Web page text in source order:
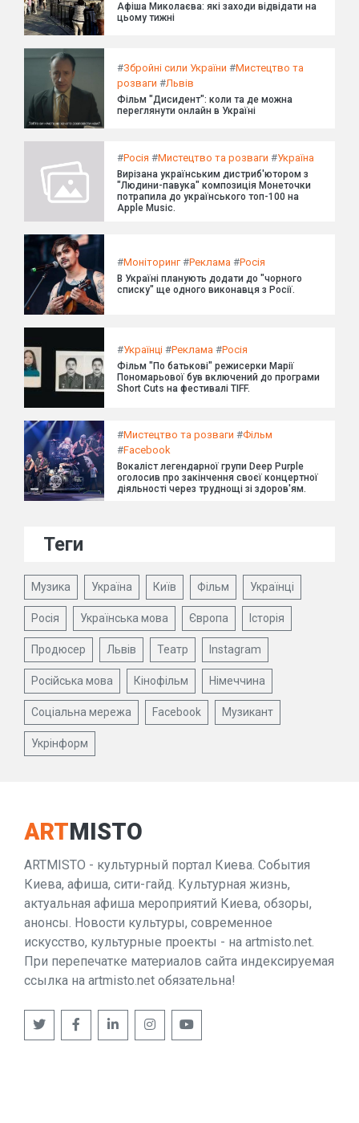
Афіша Миколаєва: які заходи відвідати на
цьому тижні
#Збройні сили України #Мистецтво та
розваги #Львів
Фільм "Дисидент": коли та де можна
переглянути онлайн в Україні
#Росія #Мистецтво та розваги #Україна
Вирізана українським дистриб'ютором з
"Людини-павука" композиція Монеточки
потрапила до українського топ-100 на
Apple Music.
#Моніторинг#Реклама #Росія
В Україні планують додати до "чорного
списку" ще одного виконавця з Росії.
#Українці #Реклама #Росія
Фільм "По батькові" режисерки Марії
Пономарьової був включений до програми
Short Cuts на фестивалі TIFF.
#Мистецтво та розваги #Фільм
#Facebook
Вокаліст легендарної групи Deep Purple
оголосив про закінчення своєї концертної
діяльності через труднощі зі здоров'ям.
Теги
Музика Україна Київ Фільм Українці
Росія Українська мова Європа Історія
Продюсер Львів Театр Instagram
Російська мова Кінофільм Німеччина
Соціальна мережа Facebook Музикант
Укрінформ
ARTMISTO
ARTMISTO - культурный портал Киева. События
Киева, афиша, сити-гайд. Культурная жизнь,
актуальная афиша мероприятий Киева, обзоры,
анонсы. Новости культуры, современное
искусство, культурные проекты - на artmisto.net.
При перепечатке материалов сайта индексируемая
ссылка на artmisto.net обязательна!